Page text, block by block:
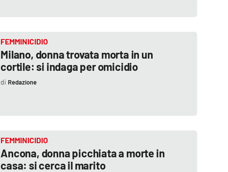
FEMMINICIDIO
Milano, donna trovata morta in un
cortile: si indaga per omicidio
Redazione
FEMMINICIDIO
Ancona, donna picchiata a morte in
casa: si cerca il marito